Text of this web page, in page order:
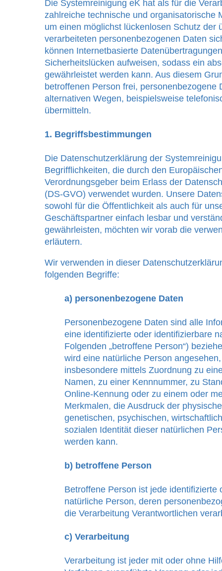
Die Systemreinigung eK hat als für die
zahlreiche technische und organisatorische
um einen möglichst lückenlosen Schutz der
verarbeiteten personenbezogenen Daten
können Internetbasierte
Sicherheitslücken aufweisen, sodass ein
gewährleistet werden kann. Aus diesem
betroffenen Person frei, personenbezogene
alternativen Wegen, beispielsweise
übermitteln.
1. Begriffsbestimmungen
Die Datenschutzerklärung der
Begrifflichkeiten, die durch den
Verordnungsgeber beim Erlass der
(DS-GVO) verwendet wurden. Unsere
sowohl für die Öffentlichkeit als auch für
Geschäftspartner einfach lesbar und
gewährleisten, möchten wir vorab die
erläutern.
Wir verwenden in dieser
folgenden Begriffe:
a) personenbezogene Daten
Personenbezogene Daten sind alle
eine identifizierte oder identifizierbare
Folgenden „betroffene Person“)
wird eine natürliche Person
insbesondere mittels Zuordnung zu
Namen, zu einer Kennnummer, zu
Online-Kennung oder zu einem oder
Merkmalen, die Ausdruck der
genetischen, psychischen,
sozialen Identität dieser natürlichen
werden kann.
b) betroffene Person
Betroffene Person ist jede identifizierte
natürliche Person, deren
die Verarbeitung Verantwortlichen
c) Verarbeitung
Verarbeitung ist jeder mit oder ohne